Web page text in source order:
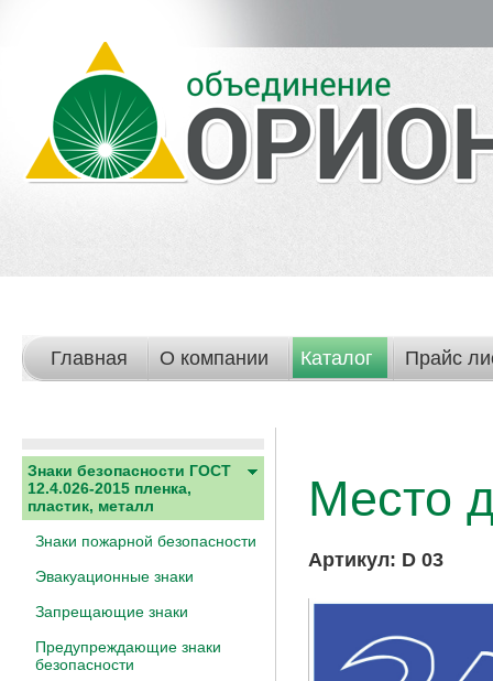
Главная О компании Каталог Прайс
Знаки безопасности ГОСТ
12.4.026-2015 пленка,
пластик, металл
Знаки пожарной безопасности
Эвакуационные знаки
Запрещающие знаки
Предупреждающие знаки
безопасности
Место
Артикул: D 03